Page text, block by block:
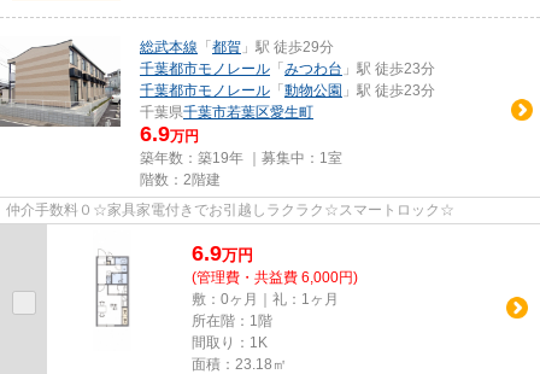
総武本線 「 都賀 」駅 徒歩29分
千葉都市モノレール 「 みつわ台 」駅 徒歩23分
千葉都市モノレール 「 動物公園 」駅 徒歩23分
千葉県千葉市若葉区愛生町
6.9万円
築年数：築19年 ｜募集中： 1室
階数：2階建
仲介手数料０☆家具家電付きでお引越しラクラク☆スマートロック☆
6.9万円
(管理費・共益費 6,000円)
敷：0ヶ月｜礼：1ヶ月
所在階：1階
間取り：1K
面積：23.18㎡